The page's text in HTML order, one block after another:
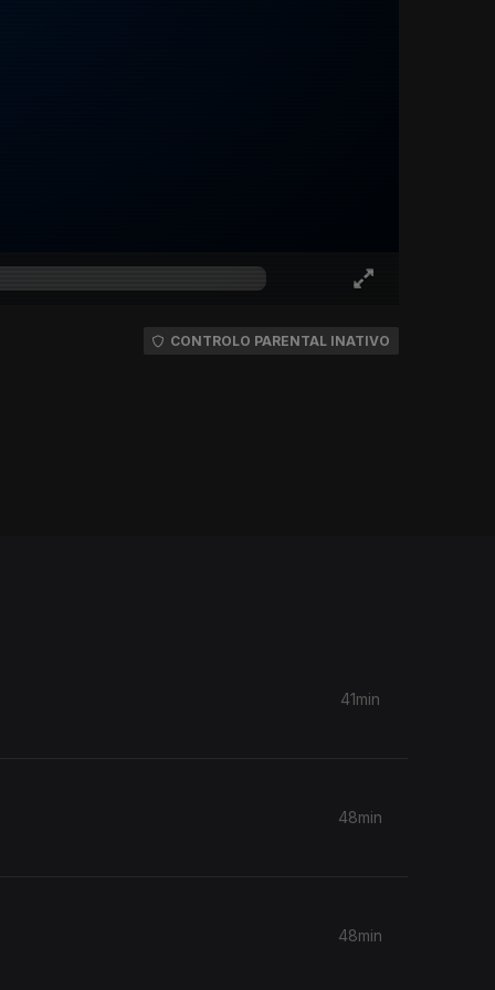
CONTROLO PARENTAL INATIVO
41min
48min
48min